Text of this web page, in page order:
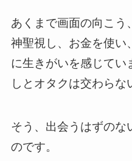
あくまで画面の向こう
神聖視し、お金を使い
に生きがいを感じてい
しとオタクは交わらな
そう、出会うはずのな
のです。